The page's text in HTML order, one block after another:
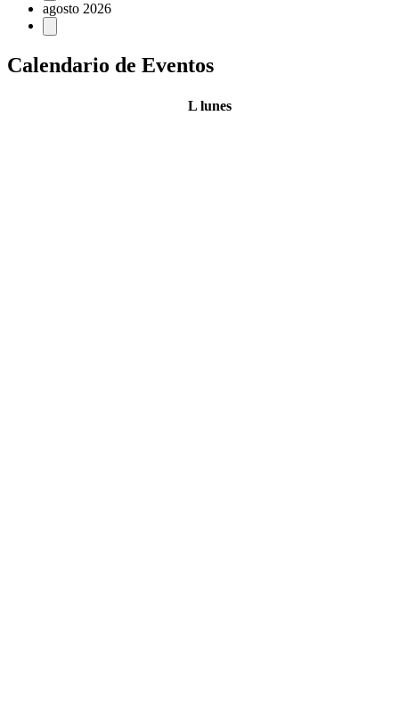
agosto 2026
Calendario de Eventos
L lunes